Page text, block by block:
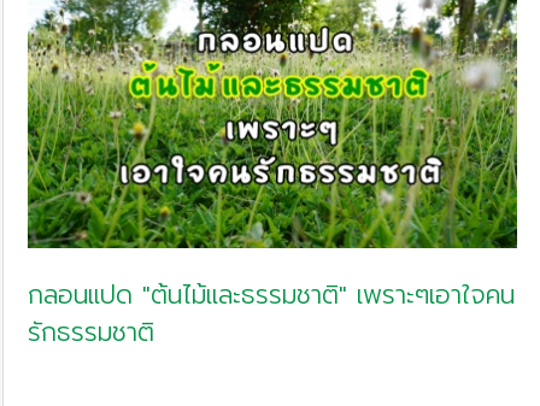
กลอนแปด "ต้นไม้และธรรมชาติ" เพราะๆเอาใจคน
รักธรรมชาติ